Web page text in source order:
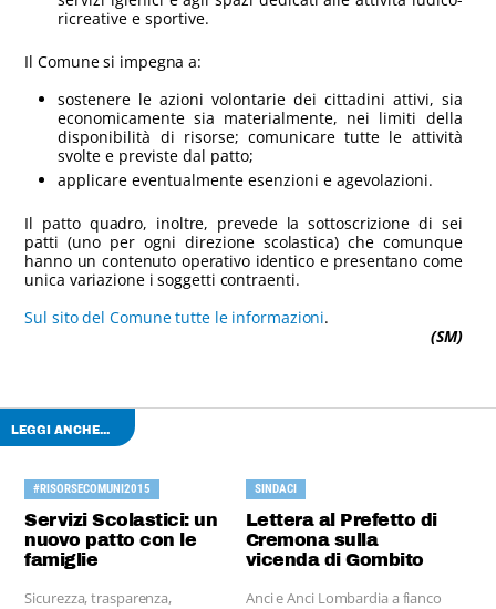
ricreative e sportive.
Il Comune si impegna a:
sostenere le azioni volontarie dei cittadini attivi, sia
economicamente sia materialmente, nei limiti della
disponibilità di risorse; comunicare tutte le attività
svolte e previste dal patto;
applicare eventualmente esenzioni e agevolazioni.
Il patto quadro, inoltre, prevede la sottoscrizione di sei
patti (uno per ogni direzione scolastica) che comunque
hanno un contenuto operativo identico e presentano come
unica variazione i soggetti contraenti.
Sul sito del Comune tutte le informazioni.
(SM)
LEGGI ANCHE...
#RISORSECOMUNI2015
Servizi Scolastici: un
nuovo patto con le
famiglie
Sicurezza, trasparenza,
SINDACI
Lettera al Prefetto di
Cremona sulla
vicenda di Gombito
Anci e Anci Lombardia a fianco